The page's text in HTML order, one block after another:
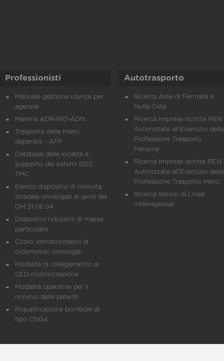
Professionisti
Manuale gestione utenze per
agenzie
Materia ADR-RID-ADN
Trasporto delle merci
deperibili - ATP
Database delle località a
supporto dei sistemi RDS
TMC
Elenco dispositivi di ritenuta
stradale omologati ai sensi del
DM 21.06.04
Dispositivi riduzioni di massa
particolato
Codici immatricolativi di
ciclomotori omologati
Modalità di collegamento al
CED motorizzazione
Modalità operative per il
rinnovo delle patenti
Riqualificazione bombole di
tipo CNG4
Autotrasporto
Ricerca Aree di Fermata e
Nulla Osta
Ricerca Imprese Iscritte REN
Autorizzate all'Esercizio della
Professione Trasporto
Persone
Ricerca Imprese iscritte REN
Autorizzate all'Esercizio della
Professione Trasporto Merci
Ricerca Servizi di Linea
Interregionali